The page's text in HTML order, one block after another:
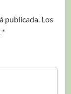
publicada. Los
*